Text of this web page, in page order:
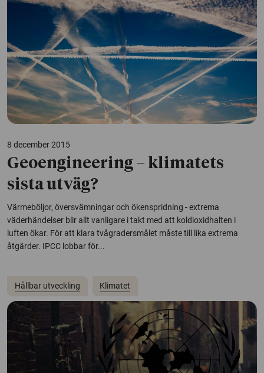
8 december 2015
Geoengineering – klimatets
sista utväg?
Värmeböljor, översvämningar och ökenspridning - extrema
väderhändelser blir allt vanligare i takt med att koldioxidhalten i
luften ökar. För att klara tvågradersmålet måste till lika extrema
åtgärder. IPCC lobbar för...
Hållbar utveckling Klimatet